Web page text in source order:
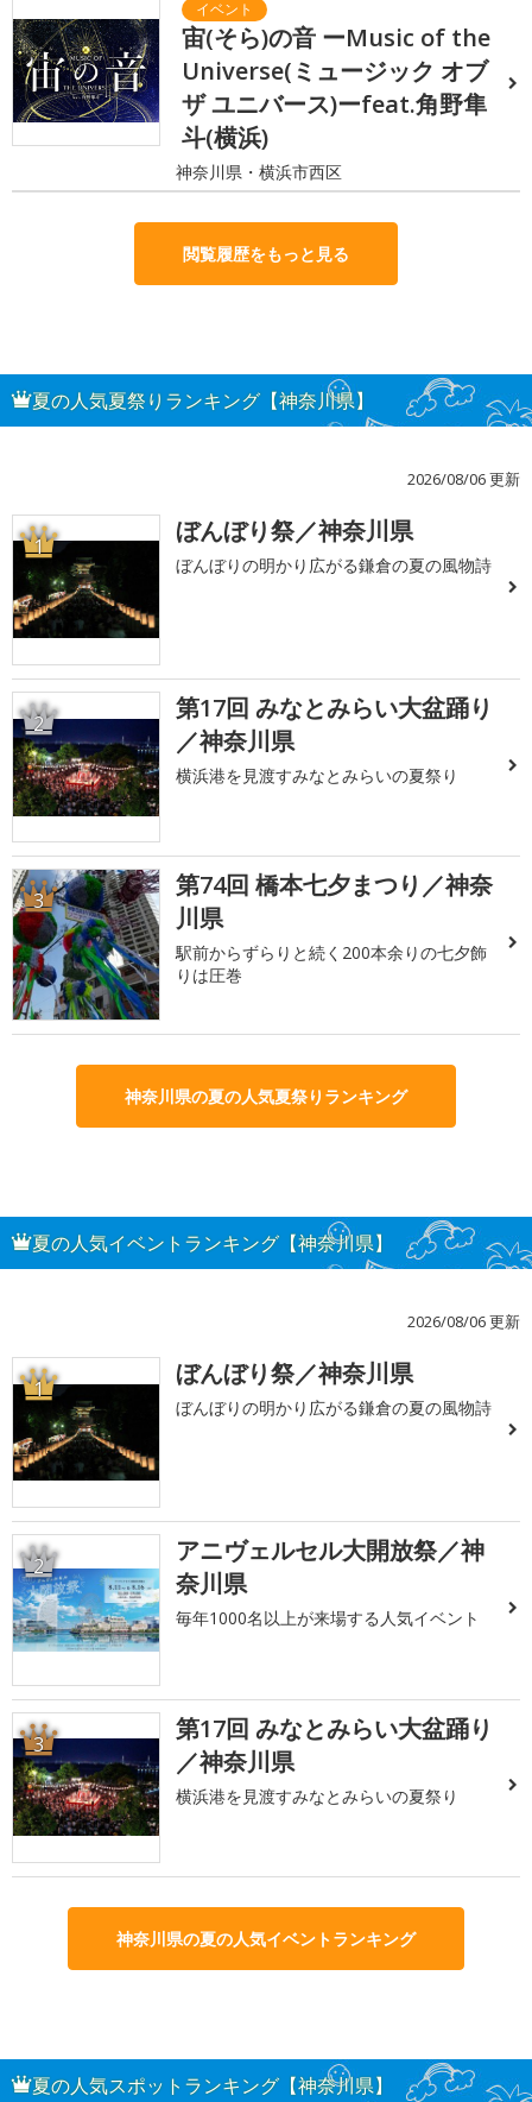
宙(そら)の音 ーMusic of the
Universe(ミュージック オブ
ザ ユニバース)ーfeat.角野隼
斗(横浜)
神奈川県・横浜市西区
閲覧履歴をもっと見る
夏の人気夏祭りランキング【神奈川県】
2026/08/06 更新
1 ぼんぼり祭／神奈川県
ぼんぼりの明かり広がる鎌倉の夏の風物詩
2
第17回 みなとみらい大盆踊り
／神奈川県
横浜港を見渡すみなとみらいの夏祭り
3
第74回 橋本七夕まつり／神奈
川県
駅前からずらりと続く200本余りの七夕飾
りは圧巻
神奈川県の夏の人気夏祭りランキング
夏の人気イベントランキング【神奈川県】
2026/08/06 更新
1 ぼんぼり祭／神奈川県
ぼんぼりの明かり広がる鎌倉の夏の風物詩
2
アニヴェルセル大開放祭／神
奈川県
毎年1000名以上が来場する人気イベント
3
第17回 みなとみらい大盆踊り
／神奈川県
横浜港を見渡すみなとみらいの夏祭り
神奈川県の夏の人気イベントランキング
夏の人気スポットランキング【神奈川県】